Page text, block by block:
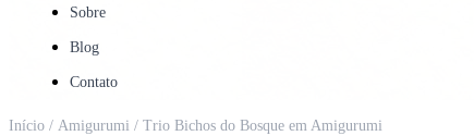
Sobre
Blog
Contato
Início / Amigurumi / Trio Bichos do Bosque em Amigurumi